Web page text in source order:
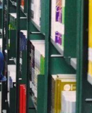
agosto 6, 2026
agosto 6, 2026
2026
agosto 6, 2026
agosto 6, 2026
2026